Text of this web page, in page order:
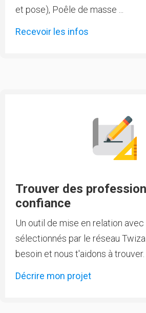
et pose), Poêle de masse ...
Recevoir les infos
Trouver des
confiance
Un outil de mise en relation
sélectionnés par le réseau
besoin et nous t'aidons à trouver.
Décrire mon projet